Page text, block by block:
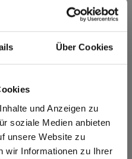
Über Cookies
und Anzeigen zu
soziale Medien anbieten
unsere Website zu
wir Informationen zu Ihrer